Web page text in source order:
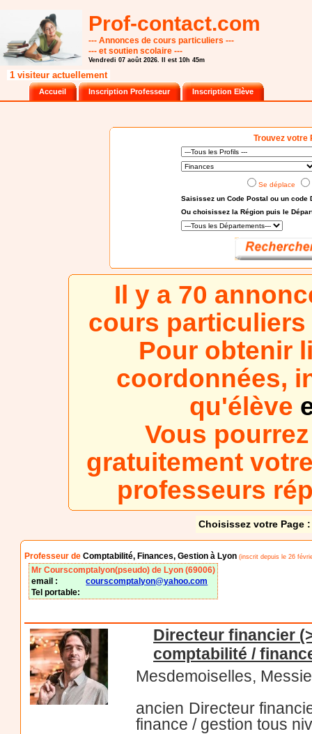
Prof-contact.com
--- Annonces de cours particuliers ---
--- et soutien scolaire ---
Vendredi 07 août 2026. Il est 10h 45m
1 visiteur actuellement
Accueil Inscription Professeur Inscription Elève
Trouvez votre
Se déplace
Saisissez un Code Postal ou un code
Ou choisissezla Région puis le
Il y a 70
cours particuliers
Pour obtenir
coordonnées,
qu'élève
Vous
gratuitement
professeurs
Choisissez votre Page :
Professeur deComptabilité, Finances, Gestion à Lyon (inscrit depuis le 26
Mr Courscomptalyon(pseudo) de Lyon (69006)
email :
courscomptalyon@yahoo.com
Tel portable:
Directeur financier
comptabilité /
Mesdemoiselles,
ancien Directeur
finance / gestion tous